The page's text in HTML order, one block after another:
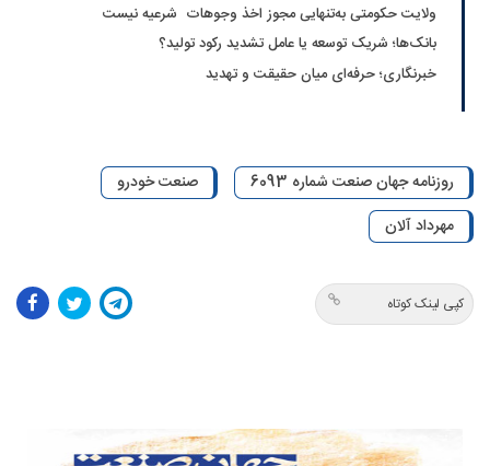
ولایت حکومتی به‌تنهایی مجوز اخذ وجوهات شرعیه نیست
بانک‌ها؛ شریک توسعه یا عامل تشدید رکود تولید؟
خبرنگاری؛ حرفه‌ای میان حقیقت و تهدید
روزنامه جهان صنعت شماره 6093
صنعت خودرو
مهرداد آلان
کپی لینک کوتاه